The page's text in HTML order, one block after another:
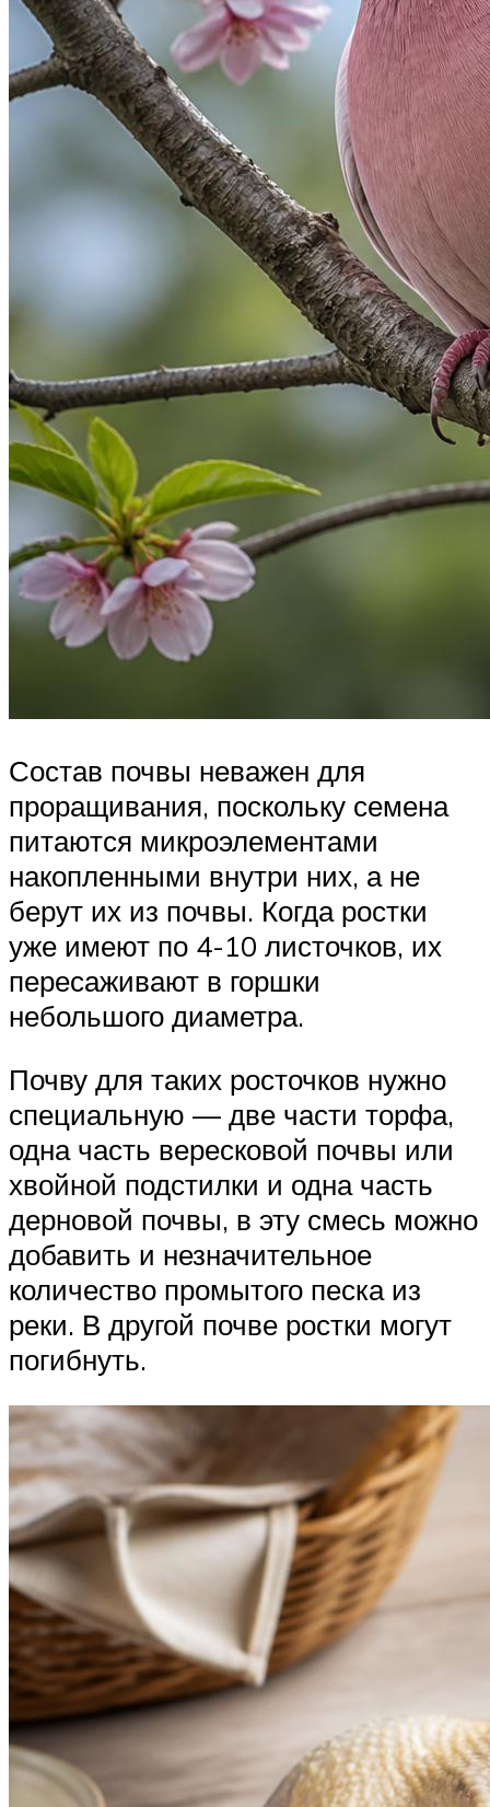
Состав почвы неважен для
проращивания, поскольку семена
питаются микроэлементами
накопленными внутри них, а не
берут их из почвы. Когда ростки
уже имеют по 4-10 листочков, их
пересаживают в горшки
небольшого диаметра.
Почву для таких росточков нужно
специальную — две части торфа,
одна часть вересковой почвы или
хвойной подстилки и одна часть
дерновой почвы, в эту смесь можно
добавить и незначительное
количество промытого песка из
реки. В другой почве ростки могут
погибнуть.